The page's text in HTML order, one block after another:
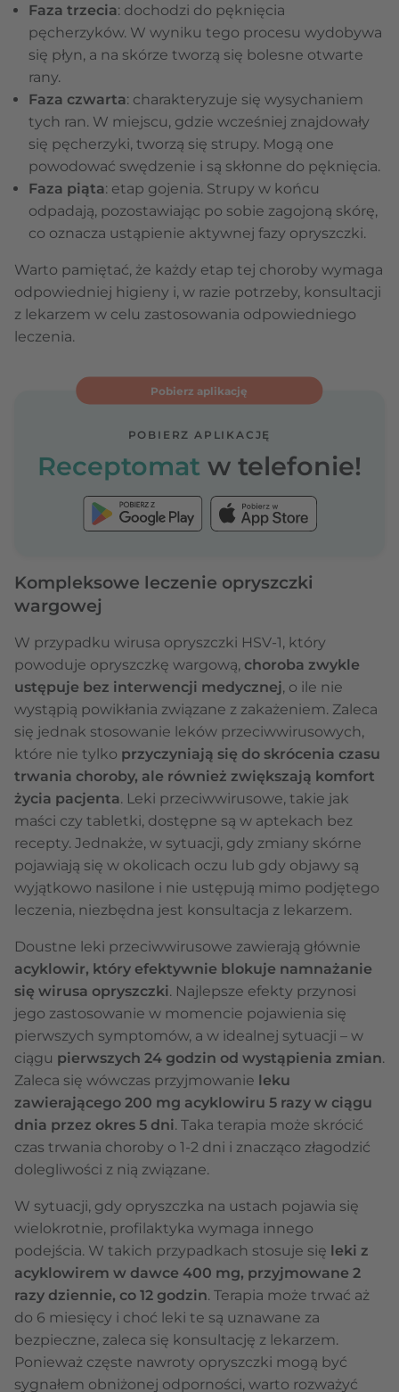
Faza trzecia: dochodzi do pęknięcia
pęcherzyków. W wyniku tego procesu wydobywa
się płyn, a na skórze tworzą się bolesne otwarte
rany.
Faza czwarta: charakteryzuje się wysychaniem
tych ran. W miejscu, gdzie wcześniej znajdowały
się pęcherzyki, tworzą się strupy. Mogą one
powodować swędzenie i są skłonne do pęknięcia.
Faza piąta: etap gojenia. Strupy w końcu
odpadają, pozostawiając po sobie zagojoną skórę,
co oznacza ustąpienie aktywnej fazy opryszczki.
Warto pamiętać, że każdy etap tej choroby wymaga
odpowiedniej higieny i, w razie potrzeby, konsultacji
z lekarzem w celu zastosowania odpowiedniego
leczenia.
Pobierz aplikację
POBIERZ APLIKACJĘ
Receptomat w telefonie!
Kompleksowe leczenie opryszczki
wargowej
W przypadku wirusa opryszczki HSV-1, który
powoduje opryszczkę wargową, choroba zwykle
ustępuje bez interwencji medycznej, o ile nie
wystąpią powikłania związane z zakażeniem. Zaleca
się jednak stosowanie leków przeciwwirusowych,
które nie tylko przyczyniają się do skrócenia czasu
trwania choroby, ale również zwiększają komfort
życia pacjenta. Leki przeciwwirusowe, takie jak
maści czy tabletki, dostępne są w aptekach bez
recepty. Jednakże, w sytuacji, gdy zmiany skórne
pojawiają się w okolicach oczu lub gdy objawy są
wyjątkowo nasilone i nie ustępują mimo podjętego
leczenia, niezbędna jest konsultacja z lekarzem.
Doustne leki przeciwwirusowe zawierają głównie
acyklowir, który efektywnie blokuje namnażanie
się wirusa opryszczki. Najlepsze efekty przynosi
jego zastosowanie w momencie pojawienia się
pierwszych symptomów, a w idealnej sytuacji – w
ciągu pierwszych 24 godzin od wystąpienia zmian.
Zaleca się wówczas przyjmowanie leku
zawierającego 200 mg acyklowiru 5 razy w ciągu
dnia przez okres 5 dni. Taka terapia może skrócić
czas trwania choroby o 1-2 dni i znacząco złagodzić
dolegliwości z nią związane.
W sytuacji, gdy opryszczka na ustach pojawia się
wielokrotnie, profilaktyka wymaga innego
podejścia. W takich przypadkach stosuje się leki z
acyklowirem w dawce 400 mg, przyjmowane 2
razy dziennie, co 12 godzin. Terapia może trwać aż
do 6 miesięcy i choć leki te są uznawane za
bezpieczne, zaleca się konsultację z lekarzem.
Ponieważ częste nawroty opryszczki mogą być
sygnałem obniżonej odporności, warto rozważyć